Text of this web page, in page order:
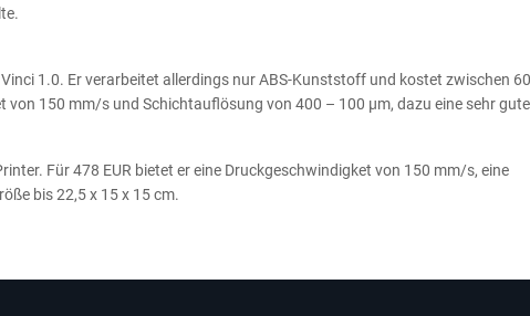
1.0. Er verarbeitet allerdings nur ABS-Kunststoff und kostet zwischen
von 150 mm/s und Schichtauflösung von 400 – 100 µm, dazu eine sehr gute
Für 478 EUR bietet er eine Druckgeschwindigket von 150 mm/s, eine
bis 22,5 x 15 x 15 cm.